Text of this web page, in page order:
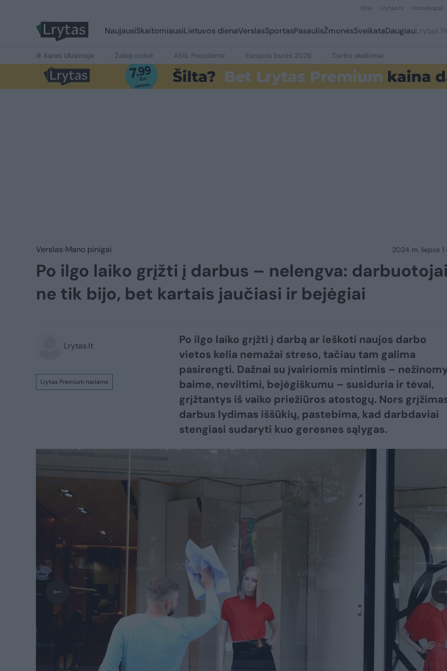
Orai Lrytas.tv Horoskopai
NaujausiSkaitomiausiLietuvos dienaVerslasSportasPasaulisŽmonėsSveikataDaugiauLrytas
Karas Ukrainoje Žalioji erdvė Ačiū, Prezidente Europos burės 2026 Darbo skelbimai
Verslas Mano pinigai 2024 m. liepos 1
Po ilgo laiko grįžti į darbus – nelengva: darbuotojai
ne tik bijo, bet kartais jaučiasi ir bejėgiai
Lrytas.lt
Lrytas Premium nariams
Po ilgo laiko grįžti į darbą ar ieškoti naujos darbo
vietos kelia nemažai streso, tačiau tam galima
pasirengti. Dažnai su įvairiomis mintimis –
baime, neviltimi, bejėgiškumu – susiduria ir tėvai,
grįžtantys iš vaiko priežiūros atostogų. Nors
darbus lydimas iššūkių, pastebima, kad darbdaviai
stengiasi sudaryti kuo geresnes sąlygas.